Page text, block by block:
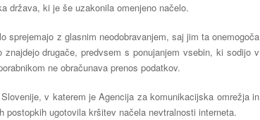
država, ki je še uzakonila omenjeno načelo.
sprejemajo z glasnim neodobravanjem, saj jim ta onemogoča
drugače, predvsem s ponujanjem vsebin, ki sodijo v
ne obračunava prenos podatkov.
v katerem je Agencija za komunikacijska omrežja in
ugotovila kršitev načela nevtralnosti interneta.